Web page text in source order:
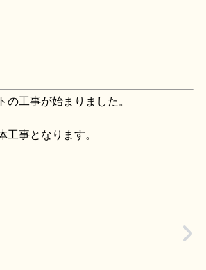
の工事が始まりました。
工事となります。